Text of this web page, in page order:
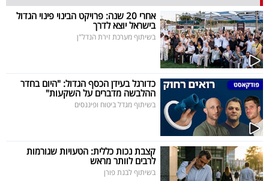
המילון
הכלכלי
פודקאסט
40
UNDER
40
שיתופי
אחרי 20 שנה: פרויקט הבינוי פינוי הגדול
בישראל יוצא לדרך
בשיתוף מערכת זירת הנדל"ן
כדורגל בעידן הכסף הגדול: "היום בחדר
ההלבשה מדברים על השקעות"
בשיתוף מגדל ביטוח ופיננסים
קצבת נכות כללית: הטעויות שגורמות
לרבים לוותר מראש
בשיתוף לבנת פורן